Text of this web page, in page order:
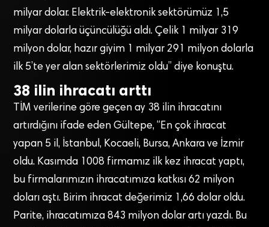
milyar dolar. Elektrik-elektronik sektörümüz 1,5
milyar dolarla üçüncülüğü aldı. Çelik 1 milyar 319
milyon dolar, hazır giyim 1 milyar 291 milyon dolarla
ilk 5’te yer alan sektörlerimiz oldu” diye konuştu.
38 ilin ihracatı arttı
TİM verilerine göre geçen ay 38 ilin ihracatını
artırdığını ifade eden Gültepe, “En çok ihracat
yapan 5 il, İstanbul, Kocaeli, Bursa, Ankara ve İzmir
oldu. Kasımda 1008 firmamız ilk kez ihracat yaptı,
bu firmalarımızın ihracatımıza katkısı 62 milyon
doları aştı. Birim ihracat değerimiz 1,66 dolar oldu.
Parite, ihracatımıza 843 milyon dolar artı yazdı. Bu